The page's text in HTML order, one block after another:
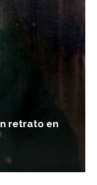
retrato en